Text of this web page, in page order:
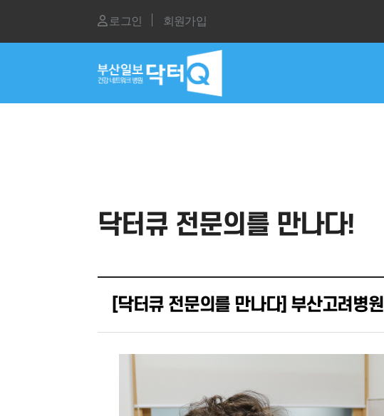
로그인 회원가입
닥터큐 전문의를 만나다!
[닥터큐 전문의를 만나다] 부산고려병원